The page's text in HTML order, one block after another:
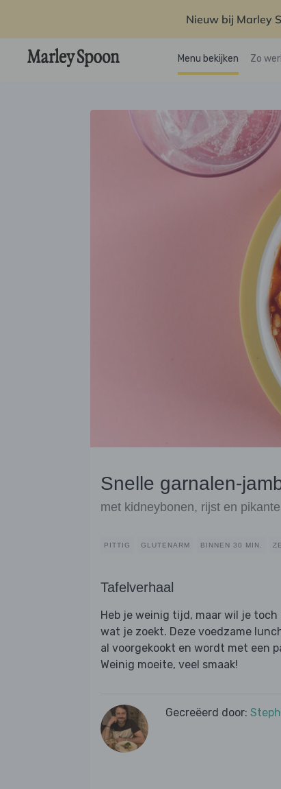
Nieuw bij Marley
Menu bekijken Zo
Snelle garnalen-
met kidneybonen, rijst en
PITTIG GLUTENARM BINNEN 30 MIN.
Tafelverhaal
Heb je weinig tijd, maar wil je
wat je zoekt. Deze voedzame
al voorgekookt en wordt met een
Weinig moeite, veel smaak!
Gecreëerd door: